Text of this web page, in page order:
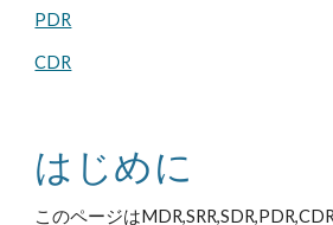
PDR
CDR
はじめに
このページは